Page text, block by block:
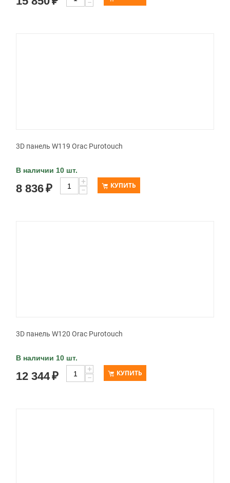
−
3D панель W119 Orac Purotouch
В наличии 10 шт.
8 836₽
+
−
КУПИТЬ
3D панель W120 Orac Purotouch
В наличии 10 шт.
12 344₽
+
−
КУПИТЬ